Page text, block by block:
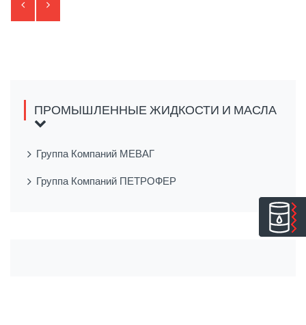
ПРОМЫШЛЕННЫЕ ЖИДКОСТИ И МАСЛА
Группа Компаний МЕВАГ
Группа Компаний ПЕТРОФЕР